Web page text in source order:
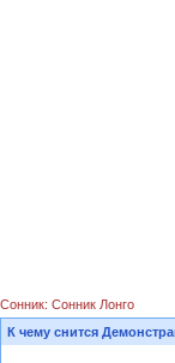
Сонник: Сонник Лонго
К чему снится